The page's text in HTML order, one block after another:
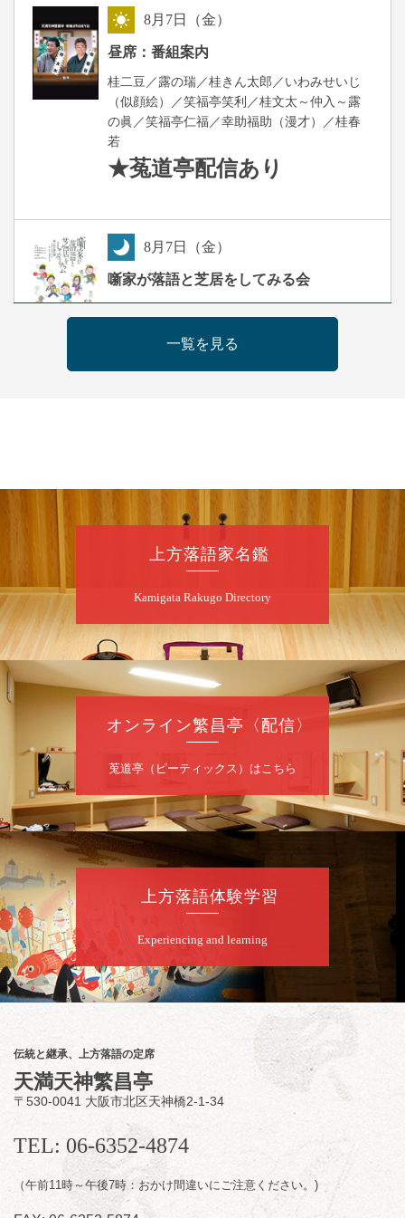
8月 7日（金）
昼席：番組案内
桂二豆／露の瑞／桂きん太郎／いわみせいじ
（似顔絵）／笑福亭笑利／桂文太～仲入～露
の眞／笑福亭仁福／幸助福助（漫才）／桂春
若
★菟道亭配信あり
8月 7日（金）
噺家が落語と芝居をしてみる会
桂米之助／桂団治郎／桂弥太郎／桂米舞／是
開演：午後6時30分（6時開場）全席指定
前売3,500円 当日4,000円
日（土）
第2回 智之介・力造 二人会
笑福亭智之介「昭和任侠伝」「天王寺詣り」
／桂力造「桃太郎」「本膳」／桂二豆「開口
一番」
開演：午前10時（9時30分
開場 ）
前売2,000円 当日 2,500円
お問合せ：智之介・力造 二人会事務局 090-
昼
桂九寿玉／露の瑞／桂きん太郎／いわみせい
じ（似顔絵）／桂米之助／桂文太～仲入～露
の眞／笑福亭仁福／幸助福助（漫才）／桂春
★菟道亭配信あり
夜
小痴楽・三語のさるごりら落語会 2026
開演：午後6時（5時30分開場）全席指定
前売3,500円 当日4,000円
お問合せ：FANYチケット 0570-550-
100(10:00～19:00受付)
一覧を見る
上方落語家名鑑
Kamigata Rakugo Directory
オンライン繁昌亭〈配信〉
莵道亭（ピーティックス）はこちら
上方落語体験学習
Experiencing and learning
伝統と継承、上方落語の定席
天満天神繁昌亭
〒530-0041 大阪市北区天神橋2-1-34
TEL: 06-6352-4874
（午前11時～午後7時：おかけ間違いにご注意ください。)